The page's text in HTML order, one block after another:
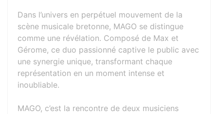
Dans l’univers en perpétuel mouvement de la
scène musicale bretonne, MAGO se distingue
comme une révélation. Composé de Max et
Gérome, ce duo passionné captive le public avec
une synergie unique, transformant chaque
représentation en un moment intense et
inoubliable.
MAGO, c’est la rencontre de deux musiciens